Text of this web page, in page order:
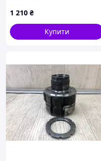
1 210 ₴
Купити